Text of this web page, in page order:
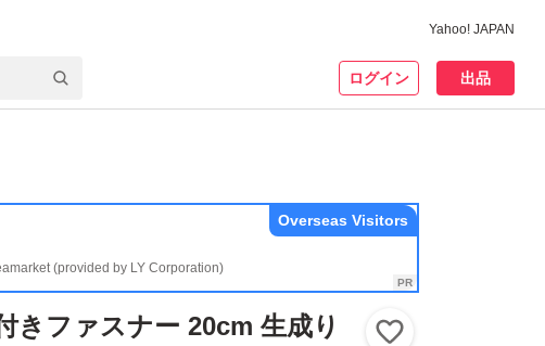
Yahoo! JAPAN
ログイン 出品
(provided by LY Corporation)
Overseas Visitors
きファスナー 20cm 生成り